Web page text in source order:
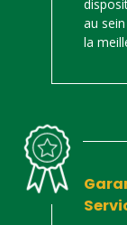
au
la